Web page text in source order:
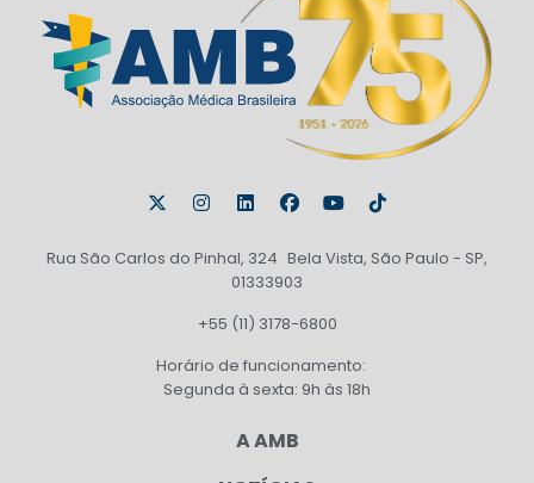
Rua São Carlos do Pinhal, 324 Bela Vista, São Paulo - SP,
01333903
+55 (11) 3178-6800
Horário de funcionamento:
Segunda à sexta: 9h às 18h
A AMB